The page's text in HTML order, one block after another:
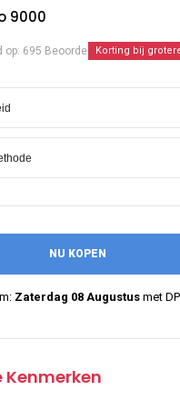
9000
op: 695 BeoordelingenKorting bij
NU KOPEN
Zaterdag 08 Augustus met